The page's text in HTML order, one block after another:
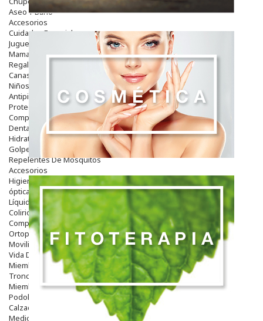
Aseo Y Baño
Accesorios
Cuidados Especiales
Juguetes
Mama
Regalos
Canastilla
Niños
Antipiojos
Protección Solar
Complementos Alimentarios
Dentales
Hidratantes
Golpes Y Hematomas
Repelentes De Mosquitos
Accesorios
Higiene
óptica
Líquidos Lentillas
Colirios
Complementos Alimentarios.
Ortopedia - Accesorios
Movilidad
Vida Diaria
Miembro Superior
Tronco
Miembro Inferior
Podología
Calzado
Medicamentos